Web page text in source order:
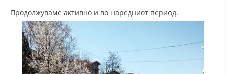
ОРГАНИЗАЦИЈА И РАЗВОЈ
РАКОВОДЕН ОДБОР
Продолжуваме активно и во наредниот период.